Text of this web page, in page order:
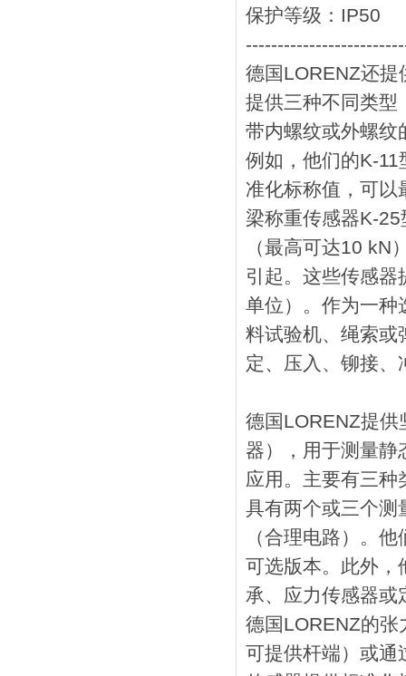
保护等级：IP50
德国LORENZ还
提供三种不同类型
带内螺纹或外螺纹
例如，他们的K-
准化标称值，可以
梁称重传感器K-
（最高可达10
引起。这些传感器
单位）。作为一种
料试验机、绳索或
定、压入、铆接、
德国LORENZ提
器），用于测量静
应用。主要有三种
具有两个或三个测
（合理电路）。
可选版本。此外，
承、应力传感器或
德国LORENZ的
可提供杆端）或通